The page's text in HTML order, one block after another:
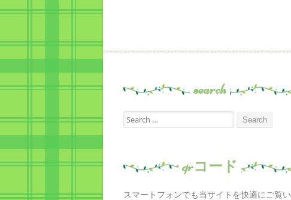
search
Search
for:
qrコード
スマートフォンでも当サイトを快適にご覧い